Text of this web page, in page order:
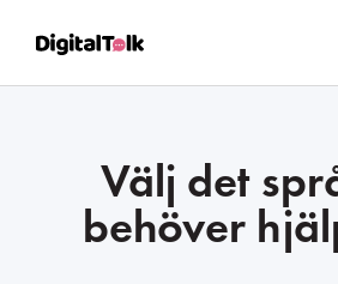
Välj det
behöver